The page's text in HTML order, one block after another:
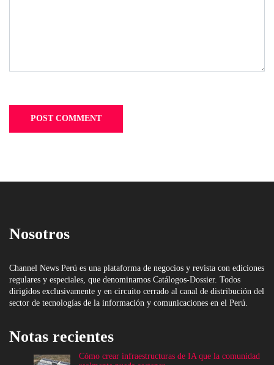
Nosotros
Channel News Perú es una plataforma de negocios y revista con ediciones
regulares y especiales, que denominamos Catálogos-Dossier. Todos
dirigidos exclusivamente y en circuito cerrado al canal de distribución del
sector de tecnologías de la información y comunicaciones en el Perú.
Notas recientes
Cómo crear infraestructuras de IA que la comunidad